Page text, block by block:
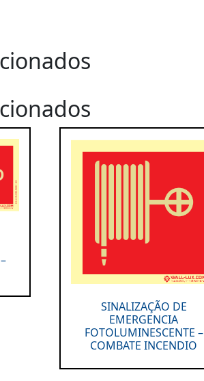
SINALIZAÇÃO DE
EMERGENCIA
FOTOLUMINESCENTE –
COMBATE INCENDIO